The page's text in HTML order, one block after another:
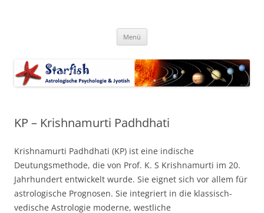
Menü
KP – Krishnamurti Padhdhati
Krishnamurti Padhdhati (KP) ist eine indische
Deutungsmethode, die von Prof. K. S Krishnamurti im 20.
Jahrhundert entwickelt wurde. Sie eignet sich vor allem für
astrologische Prognosen. Sie integriert in die klassisch-
vedische Astrologie moderne, westliche